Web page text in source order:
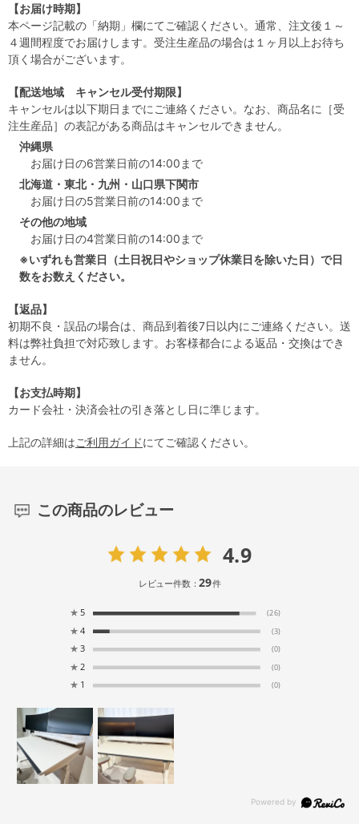
【お届け時期】
本ページ記載の「納期」欄にてご確認ください。通常、注文後１～
４週間程度でお届けします。受注生産品の場合は１ヶ月以上お待ち
頂く場合がございます。
【配送地域 キャンセル受付期限】
キャンセルは以下期日までにご連絡ください。なお、商品名に［受
注生産品］の表記がある商品はキャンセルできません。
沖縄県
お届け日の6営業日前の14:00まで
北海道・東北・九州・山口県下関市
お届け日の5営業日前の14:00まで
その他の地域
お届け日の4営業日前の14:00まで
※いずれも営業日（土日祝日やショップ休業日を除いた日）で日
数をお数えください。
【返品】
初期不良・誤品の場合は、商品到着後7日以内にご連絡ください。送
料は弊社負担で対応致します。お客様都合による返品・交換はでき
ません。
【お支払時期】
カード会社・決済会社の引き落とし日に準じます。
上記の詳細はご利用ガイドにてご確認ください。
この商品のレビュー
4.9
レビュー件数：29件
★ 5 (26)
★ 4 (3)
★ 3 (0)
★ 2 (0)
★ 1 (0)